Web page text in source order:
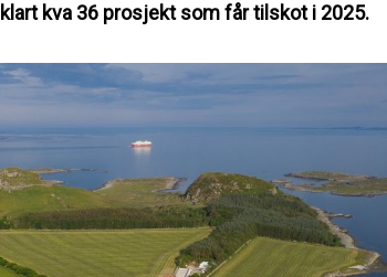
kva 36 prosjekt som får tilskot i 2025.